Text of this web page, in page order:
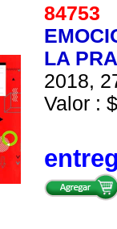
84753
LA
2018,
Valor :